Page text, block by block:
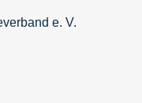
e. V.